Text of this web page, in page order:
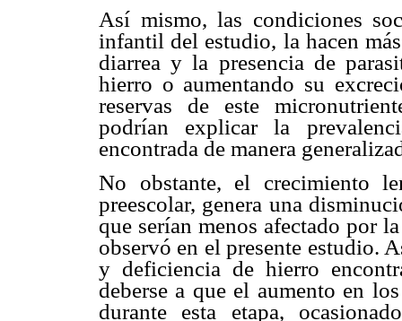
Así mismo, las condiciones
infantil del estudio, la hacen
diarrea y la presencia de
hierro o aumentando su
reservas de este
podrían explicar la
encontrada de manera
No obstante, el crecimiento
preescolar, genera una
que serían menos afectado por
observó en el presente estudio.
y deficiencia de hierro
deberse a que el aumento en
durante esta etapa,